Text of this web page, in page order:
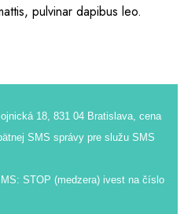
pulvinar dapibus leo.
18, 831 04 Bratislava, cena
SMS správy pre služu SMS
STOP (medzera) ivest na číslo